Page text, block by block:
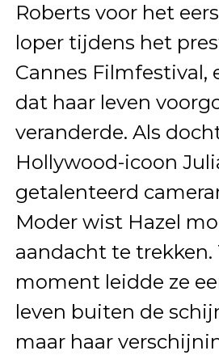
Roberts voor het
loper tijdens het
Cannes Filmfestival,
dat haar leven
veranderde. Als
Hollywood-icoon
getalenteerd
Moder wist Hazel
aandacht te trekken.
moment leidde ze
leven buiten de
maar haar